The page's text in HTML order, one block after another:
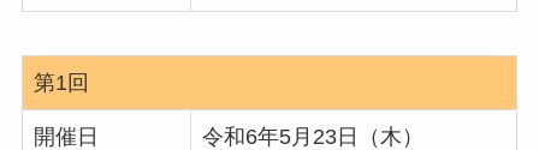
第1回
開催日 令和6年5月23日（木）